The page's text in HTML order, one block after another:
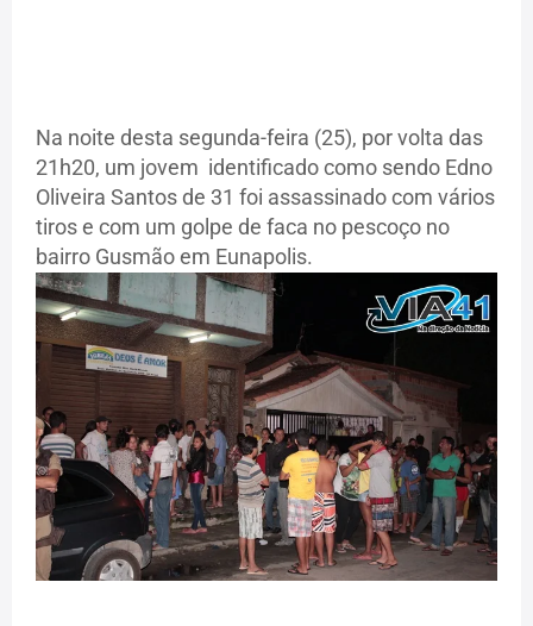
Na noite desta segunda-feira (25), por volta das
21h20, um jovem identificado como sendo Edno
Oliveira Santos de 31 foi assassinado com vários
tiros e com um golpe de faca no pescoço no
bairro Gusmão em Eunapolis.